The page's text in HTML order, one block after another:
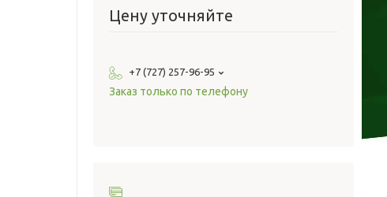
Цену уточняйте
+7 (727) 257-96-95
Заказ только по телефону